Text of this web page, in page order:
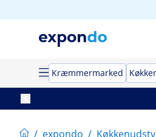
Kræmmermarked
/ expondo /